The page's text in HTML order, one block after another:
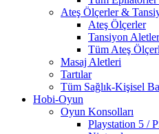
Ateş Ölçerler &
Ateş Ölçerler
Tansiyon
Tüm Ateş
Masaj Aletleri
Tartılar
Tüm Sağlık-Kişisel
Hobi-Oyun
Oyun Konsolları
Playstation 5 /